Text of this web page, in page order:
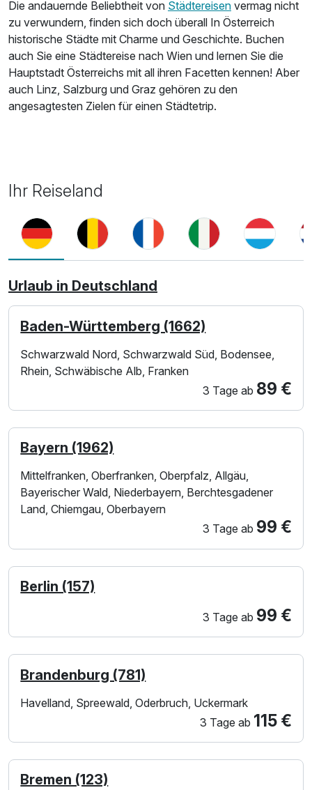
Die andauernde Beliebtheit von Städtereisen vermag nicht
zu verwundern, finden sich doch überall In Österreich
historische Städte mit Charme und Geschichte. Buchen
auch Sie eine Städtereise nach Wien und lernen Sie die
Hauptstadt Österreichs mit all ihren Facetten kennen! Aber
auch Linz, Salzburg und Graz gehören zu den
angesagtesten Zielen für einen Städtetrip.
Ihr Reiseland
Urlaub in Deutschland
Baden-Württemberg (1662)
Schwarzwald Nord, Schwarzwald Süd, Bodensee,
Rhein, Schwäbische Alb, Franken
3 Tage ab 89 €
Bayern (1962)
Mittelfranken, Oberfranken, Oberpfalz, Allgäu,
Bayerischer Wald, Niederbayern, Berchtesgadener
Land, Chiemgau, Oberbayern
3 Tage ab 99 €
Berlin (157)
3 Tage ab 99 €
Brandenburg (781)
Havelland, Spreewald, Oderbruch, Uckermark
3 Tage ab 115 €
Bremen (123)